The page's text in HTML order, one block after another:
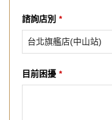
諮詢店別 *
台北旗艦店(中山站)
目前困擾 *